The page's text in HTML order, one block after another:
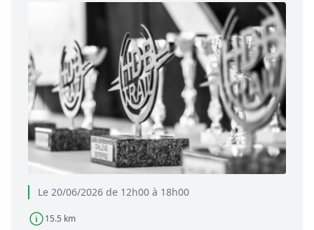
Le 20/06/2026 de 12h00 à 18h00
15.5 km